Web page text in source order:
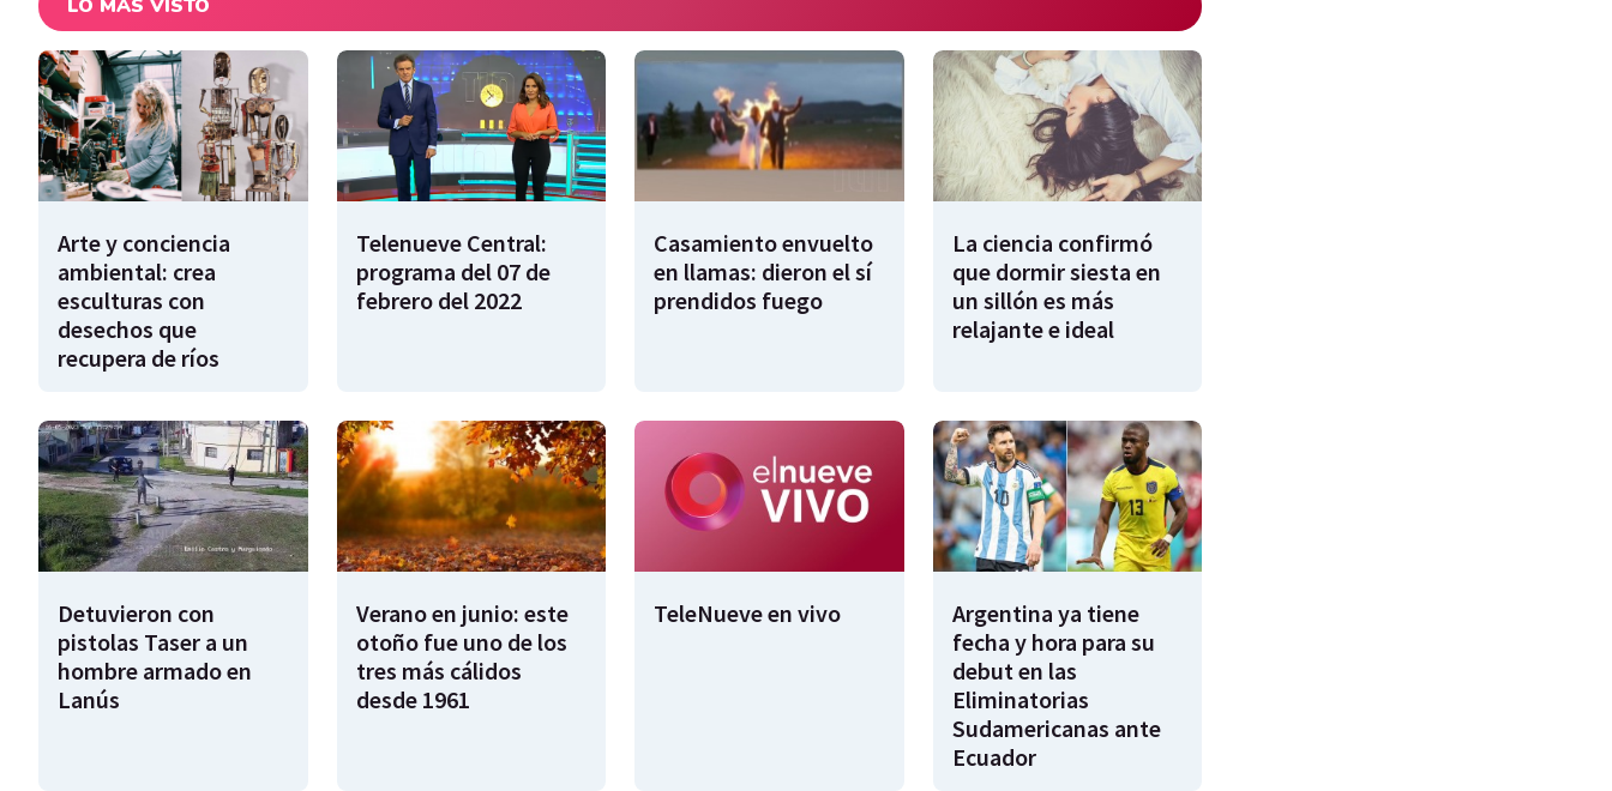
LO MÁS VISTO
Arte y conciencia
ambiental: crea
esculturas con
desechos que
recupera de ríos
Telenueve Central:
programa del 07 de
febrero del 2022
Casamiento envuelto
en llamas: dieron el sí
prendidos fuego
La ciencia confirmó
que dormir siesta en
un sillón es más
relajante e ideal
Detuvieron con
pistolas Taser a un
hombre armado en
Lanús
Verano en junio: este
otoño fue uno de los
tres más cálidos
desde 1961
TeleNueve en vivo
Argentina ya tiene
fecha y hora para su
debut en las
Eliminatorias
Sudamericanas ante
Ecuador